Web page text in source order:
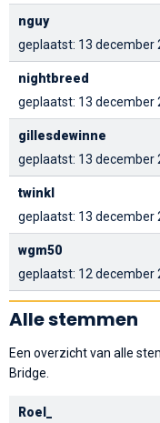
nguy
geplaatst: 13 december
nightbreed
geplaatst: 13 december
gillesdewinne
geplaatst: 13 december
twinkl
geplaatst: 13 december
wgm50
geplaatst: 12 december
Alle stemmen
Een overzicht van alle
Bridge.
Roel_